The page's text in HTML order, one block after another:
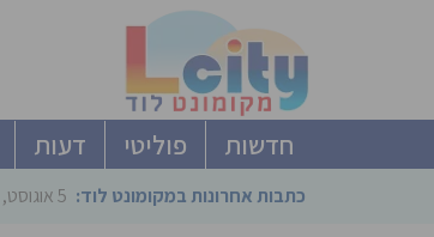
חדשות פוליטי דעות
כתבות אחרונות במקומונט לוד: 5 אוגוסט, 2026